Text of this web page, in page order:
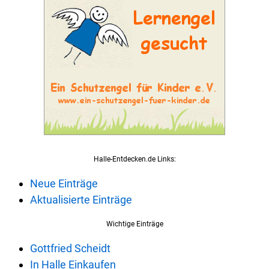
Halle-Entdecken.de Links:
Neue Einträge
Aktualisierte Einträge
Wichtige Einträge
Gottfried Scheidt
In Halle Einkaufen